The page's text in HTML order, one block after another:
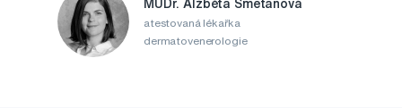
MUDr. Alžběta Smetanová
atestovaná lékařka
dermatovenerologie